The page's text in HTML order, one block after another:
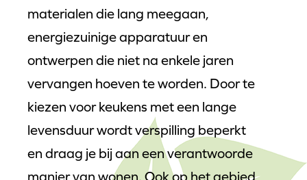
materialen die lang meegaan,
energiezuinige apparatuur en
ontwerpen die niet na enkele jaren
vervangen hoeven te worden. Door te
kiezen voor keukens met een lange
levensduur wordt verspilling beperkt
en draag je bij aan een verantwoorde
manier van wonen. Ook op het gebied